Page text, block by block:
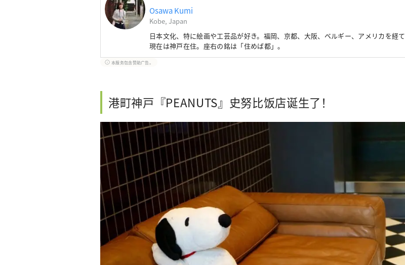
Osawa Kumi
Kobe, Japan
日本文化、特に絵画や工芸品が好き。福岡、京都、大阪、ベルギー、アメリカを経て
現在は神戸在住。座右の銘は「住めば都」。
本服务包含赞助广告。
港町神戸『PEANUTS』史努比饭店诞生了！